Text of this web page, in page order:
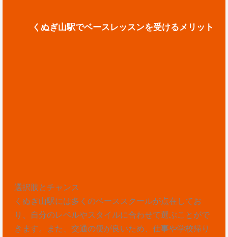
くぬぎ山駅でベースレッスンを受けるメリット
選択肢とチャンス
くぬぎ山駅には多くのベーススクールが点在してお
り、自分のレベルやスタイルに合わせて選ぶことがで
きます。また、交通の便が良いため、仕事や学校帰り